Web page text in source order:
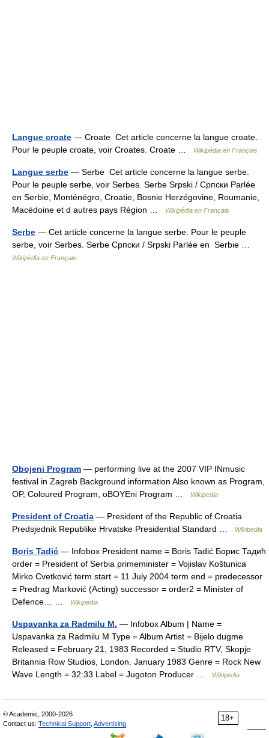
Langue croate — Croate Cet article concerne la langue croate.
Pour le peuple croate, voir Croates. Croate …
Wikipédia en Français
Langue serbe — Serbe Cet article concerne la langue serbe.
Pour le peuple serbe, voir Serbes. Serbe Srpski / Српски Parlée
en Serbie, Monténégro, Croatie, Bosnie Herzégovine, Roumanie,
Macédoine et d autres pays Région …
Wikipédia en Français
Serbe — Cet article concerne la langue serbe. Pour le peuple
serbe, voir Serbes. Serbe Српски / Srpski Parlée en Serbie …
Wikipédia en Français
Obojeni Program — performing live at the 2007 VIP INmusic
festival in Zagreb Background information Also known as Program,
OP, Coloured Program, oBOYEni Program …
Wikipedia
President of Croatia — President of the Republic of Croatia
Predsjednik Republike Hrvatske Presidential Standard …
Wikipedia
Boris Tadić — Infobox President name = Boris Tadić Борис Тадић
order = President of Serbia primeminister = Vojislav Koštunica
Mirko Cvetković term start = 11 July 2004 term end = predecessor
= Predrag Marković (Acting) successor = order2 = Minister of
Defence… …
Wikipedia
Uspavanka za Radmilu M. — Infobox Album | Name =
Uspavanka za Radmilu M Type = Album Artist = Bijelo dugme
Released = February 21, 1983 Recorded = Studio RTV, Skopje
Britannia Row Studios, London. January 1983 Genre = Rock New
Wave Length = 32:33 Label = Jugoton Producer …
Wikipedia
18+
© Academic, 2000-2026
Contact us: Technical Support Advertising